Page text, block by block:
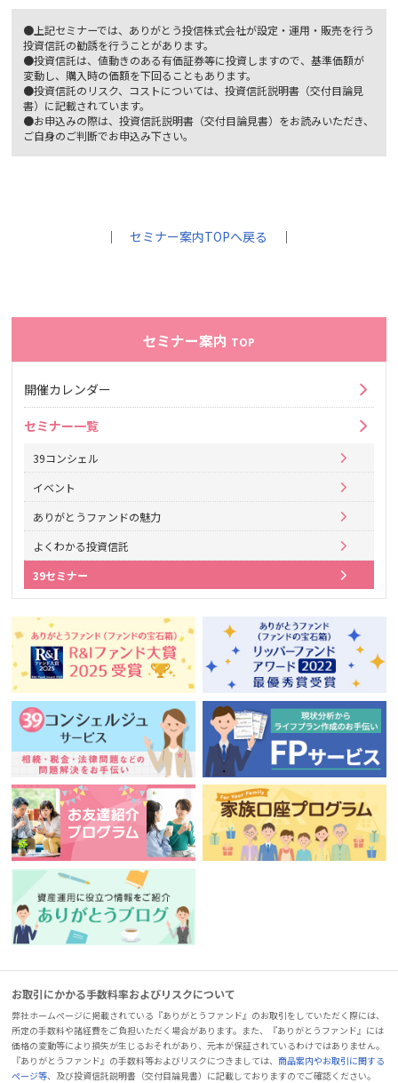
●上記セミナーでは、ありがとう投信株式会社が設定・運用・販売を行う
投資信託の勧誘を行うことがあります。
●投資信託は、値動きのある有価証券等に投資しますので、基準価額が
変動し、購入時の価額を下回ることもあります。
●投資信託のリスク、コストについては、投資信託説明書（交付目論見
書）に記載されています。
●お申込みの際は、投資信託説明書（交付目論見書）をお読みいただき、
ご自身のご判断でお申込み下さい。
｜セミナー案内TOPへ戻る ｜
セミナー案内 TOP
開催カレンダー
セミナー一覧
39コンシェル
イベント
ありがとうファンドの魅力
よくわかる投資信託
39セミナー
お取引にかかる手数料率およびリスクについて
弊社ホームページに掲載されている『ありがとうファンド』のお取引をしていただく際には、
所定の手数料や諸経費をご負担いただく場合があります。また、『ありがとうファンド』には
価格の変動等により損失が生じるおそれがあり、元本が保証されているわけではありません。
『ありがとうファンド』の手数料等およびリスクにつきましては、商品案内やお取引に関する
ページ等、及び投資信託説明書（交付目論見書）に記載しておりますのでご確認ください。